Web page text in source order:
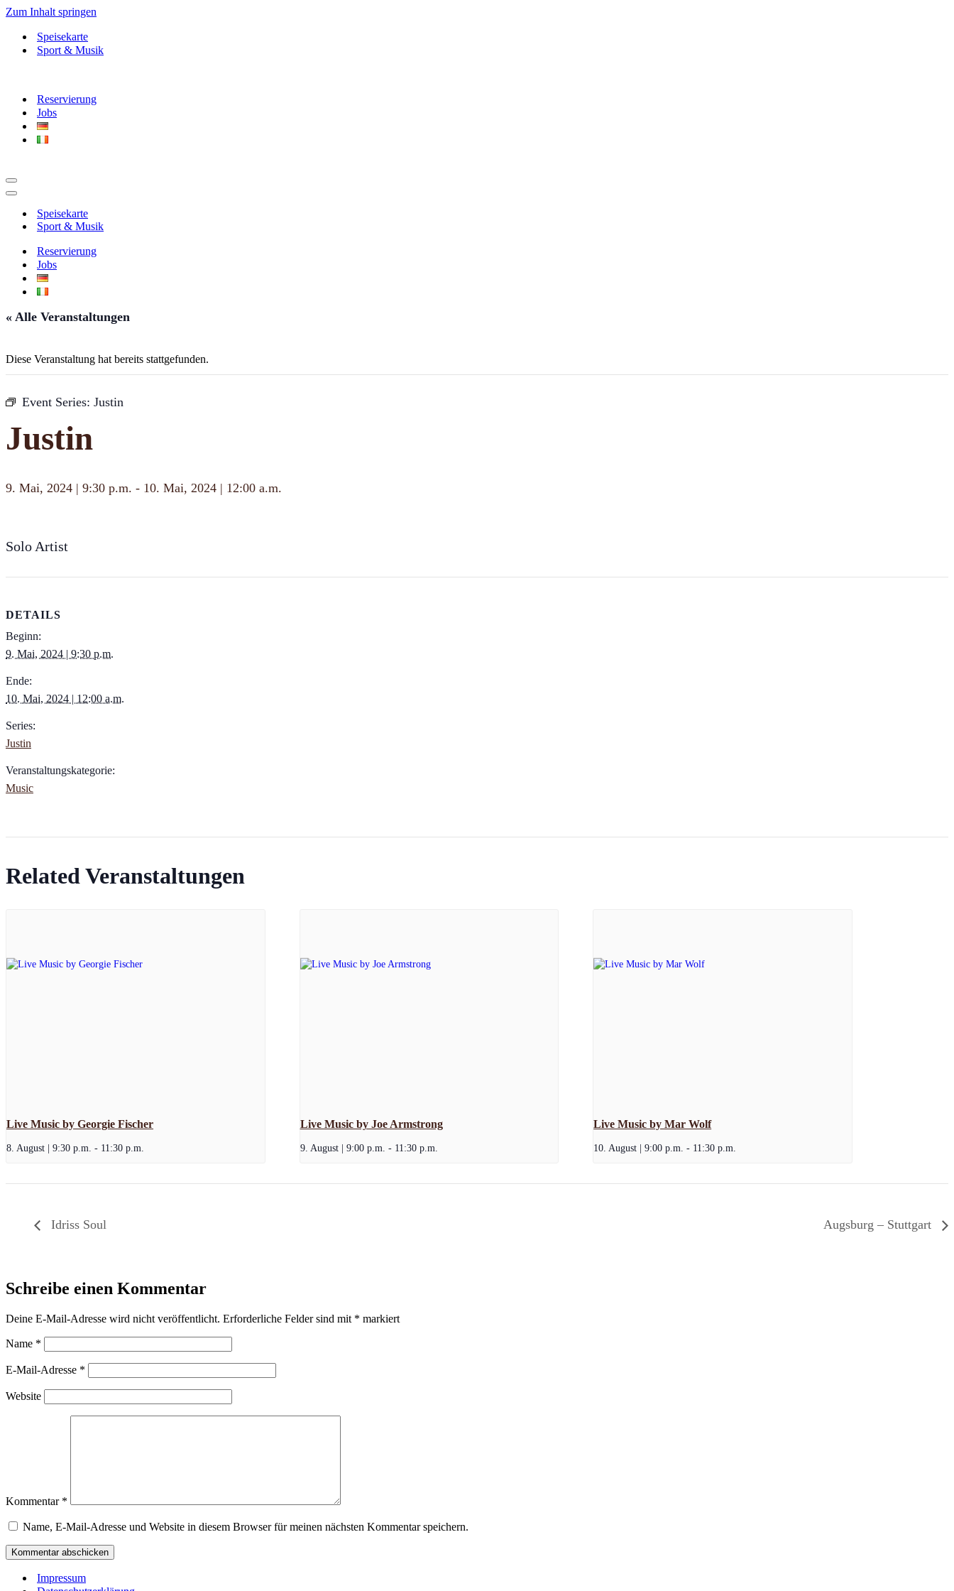
Zum Inhalt springen
Speisekarte
Sport & Musik
Reservierung
Jobs
Navigationsmenü
Navigationsmenü
Speisekarte
Sport & Musik
Reservierung
Jobs
« Alle Veranstaltungen
Diese Veranstaltung hat bereits stattgefunden.
Event Series: Justin
Justin
9. Mai, 2024 | 9:30 p.m. - 10. Mai, 2024 | 12:00 a.m.
Solo Artist
DETAILS
Beginn:
9. Mai, 2024 | 9:30 p.m.
Ende:
10. Mai, 2024 | 12:00 a.m.
Series:
Justin
Veranstaltungskategorie:
Music
Related Veranstaltungen
Live Music by Georgie Fischer
8. August | 9:30 p.m. - 11:30 p.m.
Live Music by Joe Armstrong
9. August | 9:00 p.m. - 11:30 p.m.
Live Music by Mar Wolf
10. August | 9:00 p.m. - 11:30 p.m.
Idriss Soul Augsburg – Stuttgart
Schreibe einen Kommentar
Deine E-Mail-Adresse wird nicht veröffentlicht. Erforderliche Felder sind mit * markiert
Name *
E-Mail-Adresse *
Website
Kommentar *
Name, E-Mail-Adresse und Website in diesem Browser für meinen nächsten Kommentar speichern.
Impressum